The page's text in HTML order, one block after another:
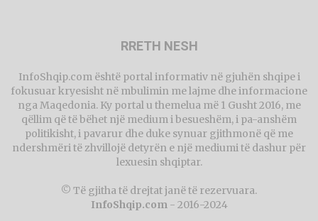
RRETH NESH
InfoShqip.com është portal informativ në gjuhën shqipe i
fokusuar kryesisht në mbulimin me lajme dhe informacione
nga Maqedonia. Ky portal u themelua më 1 Gusht 2016, me
qëllim që të bëhet një medium i besueshëm, i pa-anshëm
politikisht, i pavarur dhe duke synuar gjithmonë që me
ndershmëri të zhvillojë detyrën e një mediumi të dashur për
lexuesin shqiptar.
© Të gjitha të drejtat janë të rezervuara.
InfoShqip.com- 2016-2024